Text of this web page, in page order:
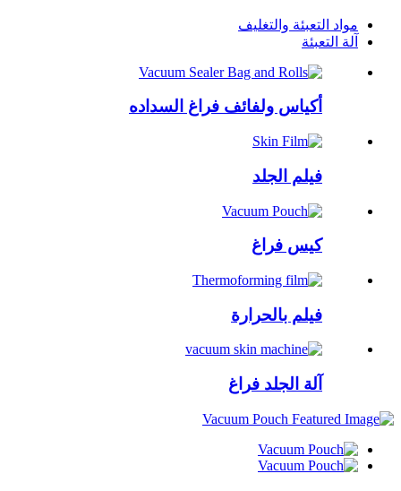
مواد التعبئة والتغليف
آلة التعبئة
أكياس ولفائف فراغ السداده
فيلم الجلد
كيس فراغ
فيلم بالحرارة
آلة الجلد فراغ